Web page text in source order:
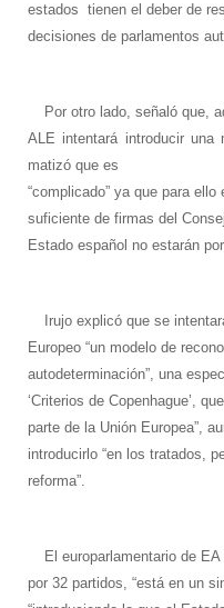
estados tienen el deber de
decisiones de parlamentos
Por otro lado, señaló que,
ALE intentará introducir
matizó que es
“complicado” ya que para
suficiente de firmas del
Estado español no estarán
Irujo explicó que se
Europeo “un modelo de
autodeterminación”, una
‘Criterios de Copenhague’,
parte de la Unión Europea”,
introducirlo “en los tratados,
reforma”.
El europarlamentario de
por 32 partidos, “está en un